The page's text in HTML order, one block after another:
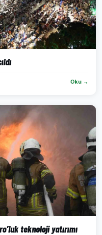
Oku →
teknoloji yatırımı